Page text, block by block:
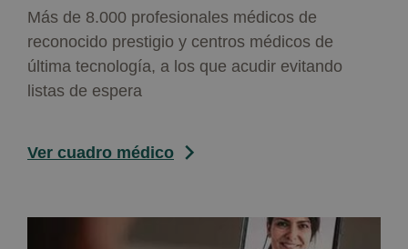
Más de 8.000 profesionales médicos de
reconocido prestigio y centros médicos de
última tecnología, a los que acudir evitando
listas de espera
Ver cuadro médico